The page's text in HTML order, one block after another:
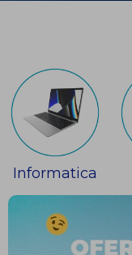
Informatica